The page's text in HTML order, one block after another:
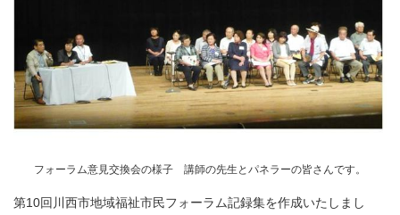
フォーラム意見交換会の様子 講師の先生とパネラーの皆さんです。
第10回川西市地域福祉市民フォーラム記録集を作成いたしまし